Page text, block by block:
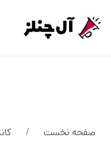
صفحه نخست